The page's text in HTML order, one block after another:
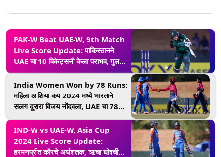
PAK-W Beat UAE-W, 9th Match
Live Score Update: पाकिस्तानने
UAE चा 10 विकेट्सनी केला पराभव, गुल
फिरोजाने खेळली स्फोटक खेळी
India Women Won by 78 Runs:
महिला आशिया कप 2024 मध्ये भारताने
सलग दुसरा विजय नोंदवला, UAE चा 78
धावांनी केला पराभव
IND-W vs UAE-W, Asia Cup
2024 Live Score Update:
हरमनप्रीत कौरचे अर्धशतक, ऋचा घोषची